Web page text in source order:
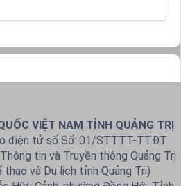
VIỆT NAM TỈNH QUẢNG TRỊ
điện tử số Số: 01/STTTT-TTĐT
tin và Truyền thông Quảng Trị
thao và Du lịch tỉnh Quảng Trị)